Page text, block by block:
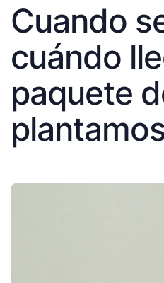
Cuando
cuándo
paquete